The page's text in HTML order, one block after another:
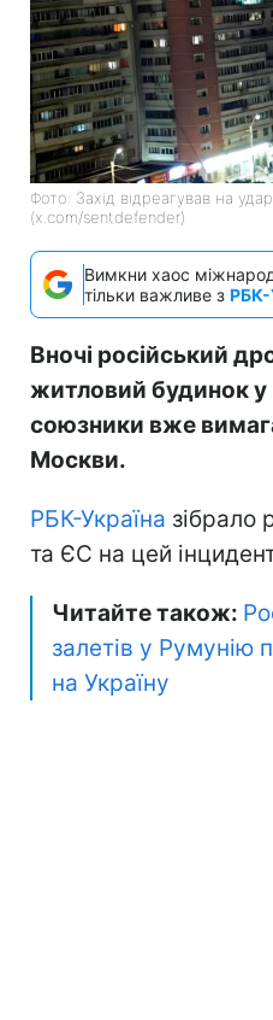
Фото: Захід відреагував на
(x.com/sentdefender)
Вимкни хаос
тільки важливе з РБК-
Вночі російський
житловий будинок у
союзники вже
Москви.
РБК-Україна зібрало
та ЄС на цей
Читайте також:
залетів у Румунію
на Україну